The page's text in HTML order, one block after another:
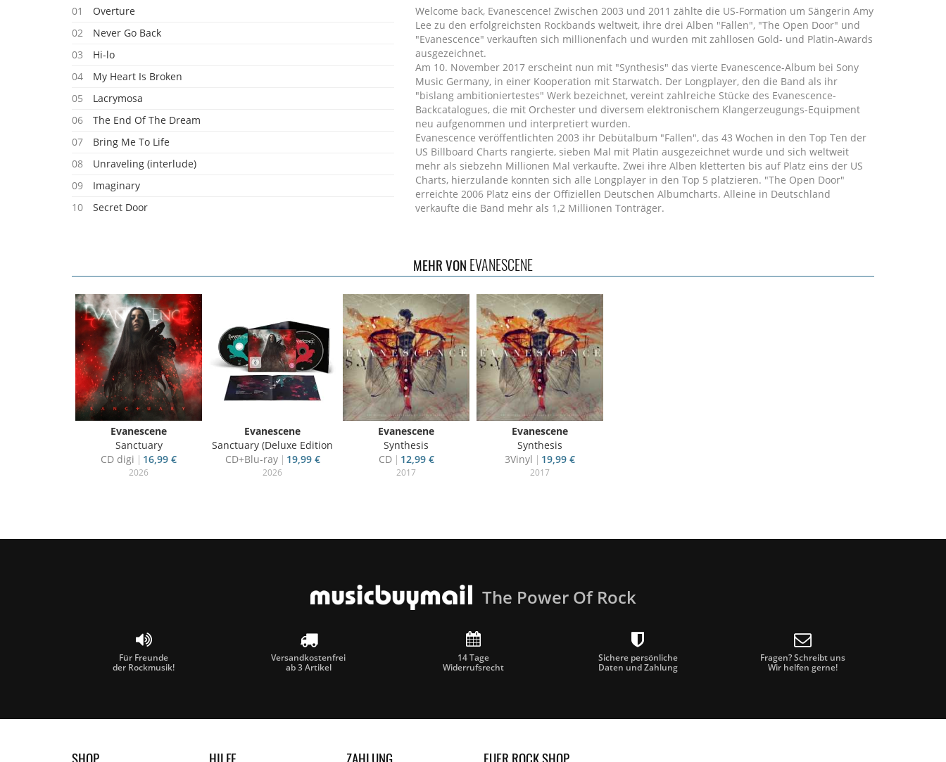
01
Overture
02
Never Go Back
03
Hi-lo
04
My Heart Is Broken
05
Lacrymosa
06
The End Of The Dream
07
Bring Me To Life
08
Unraveling (interlude)
09
Imaginary
10
Secret Door
14
My Immortal
15
The In-between (piano Solo)
16
Imperfection
Welcome back, Evanescence! Zwischen 2003 und 2011 zählte die US-Formation um Sängerin Amy
Lee zu den erfolgreichsten Rockbands weltweit, ihre drei Alben "Fallen", "The Open Door" und
"Evanescence" verkauften sich millionenfach und wurden mit zahllosen Gold- und Platin-Awards
ausgezeichnet.
Am 10. November 2017 erscheint nun mit "Synthesis" das vierte Evanescence-Album bei Sony
Music Germany, in einer Kooperation mit Starwatch. Der Longplayer, den die Band als ihr
"bislang ambitioniertestes" Werk bezeichnet, vereint zahlreiche Stücke des Evanescence-
Backcatalogues, die mit Orchester und diversem elektronischem Klangerzeugungs-Equipment
neu aufgenommen und interpretiert wurden.
Evanescence veröffentlichten 2003 ihr Debütalbum "Fallen", das 43 Wochen in den Top Ten der
US Billboard Charts rangierte, sieben Mal mit Platin ausgezeichnet wurde und sich weltweit
mehr als siebzehn Millionen Mal verkaufte. Zwei ihre Alben kletterten bis auf Platz eins der US
Charts, hierzulande konnten sich alle Longplayer in den Top 5 platzieren. "The Open Door"
erreichte 2006 Platz eins der Offiziellen Deutschen Albumcharts. Alleine in Deutschland
verkaufte die Band mehr als 1,2 Millionen Tonträger.
MEHR VON EVANESCENE
Evanescene
Sanctuary
CD digi
16,99 €
2026
Evanescene
Sanctuary (Deluxe Edition
CD+Blu-ray
19,99 €
2026
Evanescene
Synthesis
CD
12,99 €
2017
Evanescene
Synthesis
3Vinyl
19,99 €
2017
The Power Of Rock
Für Freunde
der Rockmusik!
Versandkostenfrei
ab 3 Artikel
14 Tage
Widerrufsrecht
Sichere persönliche
Daten und Zahlung
Fragen? Schreibt uns
Wir helfen gerne!
SHOP HILFE ZAHLUNG EUER ROCK SHOP